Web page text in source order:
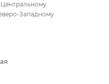
Центральному
Западному